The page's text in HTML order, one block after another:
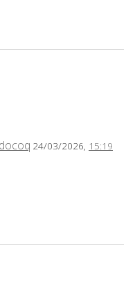
24/03/2026, 15:19